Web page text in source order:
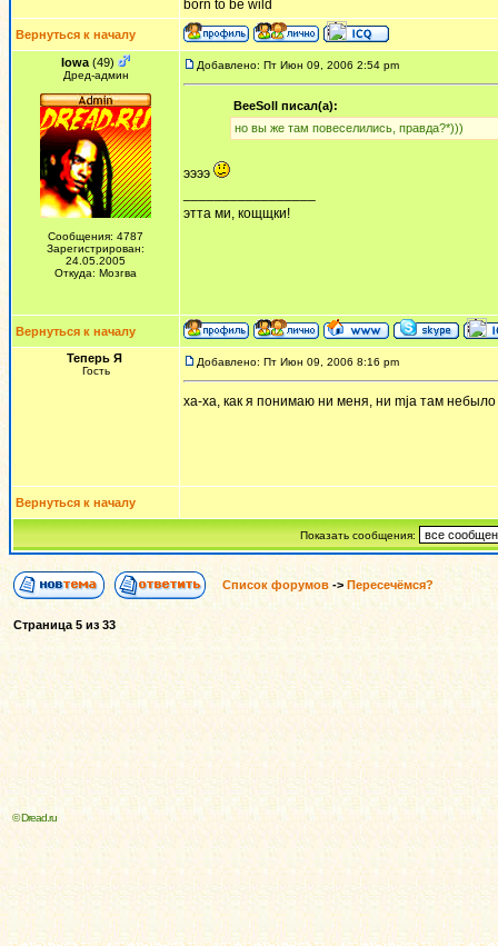
born to be wild
Вернуться к началу
Iowa (49)
Дред-админ
Сообщения: 4787
Зарегистрирован:
24.05.2005
Откуда: Мозгва
Добавлено: Пт Июн 09, 2006 2:54 pm
BeeSoll писал(а):
но вы же там повеселились, правда?*)))
ээээ
этта ми, кощщки!
Вернуться к началу
Теперь Я
Гость
Добавлено: Пт Июн 09, 2006 8:16 pm
ха-ха, как я понимаю ни меня, ни mja там небыло
Вернуться к началу
Показать сообщения:
Список форумов -> Пересечёмся?
Страница 5из 33
© Dread.ru